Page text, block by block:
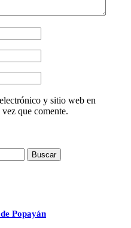
y sitio web en
que comente.
Popayán